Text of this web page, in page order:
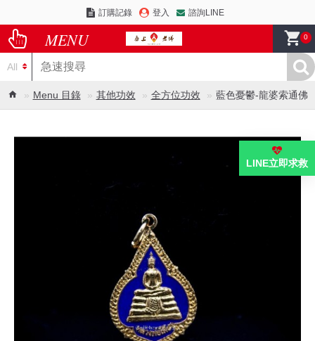
訂購記錄 登入 諮詢LINE
0
All
Menu 目錄 其他功效 全方位功效 藍色憂鬱-龍婆索通佛
LINE立即求救